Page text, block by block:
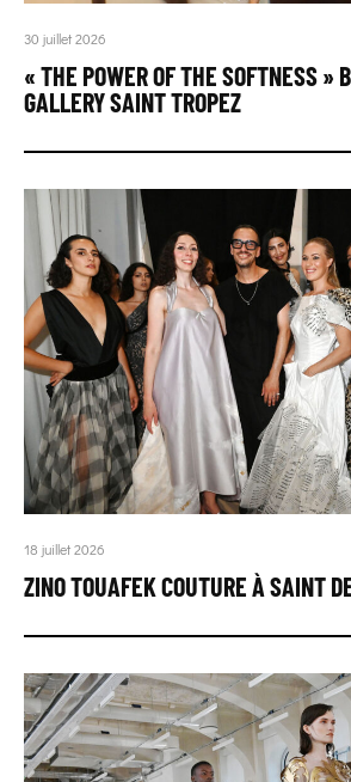
30 juillet 2026
« THE POWER OF THE SOFTNESS »
GALLERY SAINT TROPEZ
18 juillet 2026
ZINO TOUAFEK COUTURE À SAINT